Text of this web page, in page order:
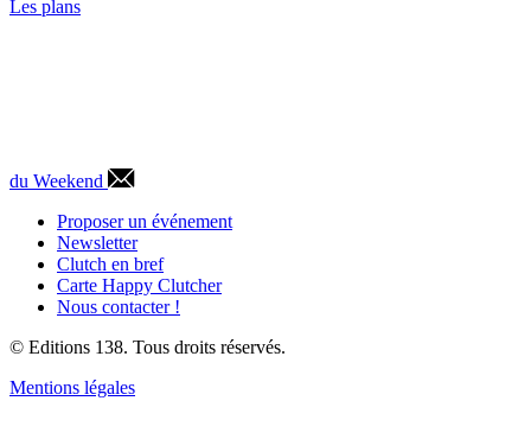
Les plans
du Weekend
Proposer un événement
Newsletter
Clutch en bref
Carte Happy Clutcher
Nous contacter !
© Editions 138. Tous droits réservés.
Mentions légales